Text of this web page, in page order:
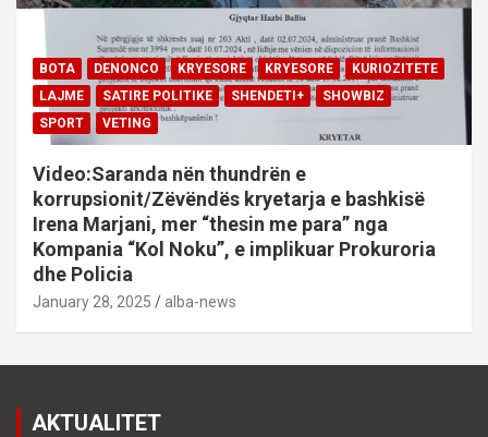
BOTA DENONCO KRYESORE KRYESORE
KURIOZITETE
LAJME
SATIRE POLITIKE SHENDETI+
SHOWBIZ
SPORT
VETING
Video:Saranda nën thundrën e
korrupsionit/Zëvëndës kryetarja e bashkisë
Irena Marjani, mer “thesin me para” nga
Kompania “Kol Noku”, e implikuar Prokuroria
dhe Policia
January 28, 2025 alba-news
AKTUALITET